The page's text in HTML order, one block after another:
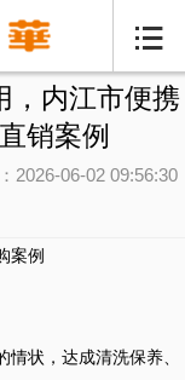

，内江市便携
销案例
2026-06-02 09:56:30
案例
状，达成清洗保养、